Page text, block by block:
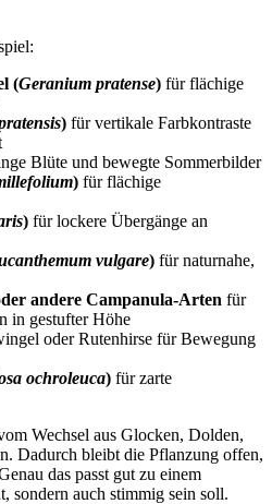
(Geranium pratense) für flächige
) für vertikale Farbkontraste
Blüte und bewegte Sommerbilder
) für flächige
) für lockere Übergänge an
vulgare) für naturnahe,
andere Campanula-Arten für
in gestufter Höhe
oder Rutenhirse für Bewegung
ochroleuca) für zarte
Wechsel aus Glocken, Dolden,
Dadurch bleibt die Pflanzung offen,
das passt gut zu einem
sondern auch stimmig sein soll.